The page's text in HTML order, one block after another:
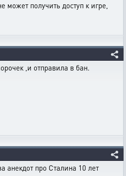
может получить доступ к игре,
,и отправила в бан.
анекдот про Сталина 10 лет